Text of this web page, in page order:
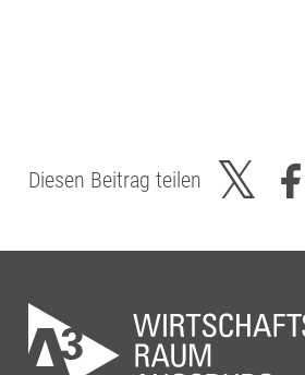
Diesen Beitrag teilen